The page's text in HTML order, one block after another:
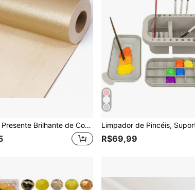
Papel de Presente Brilhante de Cor Sólida com Pérolas Falsas - Adequado para Natal, Aniversários, Chás de Bebê, Casamentos, Dia dos Namorados - Rolo de 17 Polegadas x 16,4 Pés e Rolo de 17 Polegadas x 32,8 Pés, 46 Pés Quadrados.
R$69,99